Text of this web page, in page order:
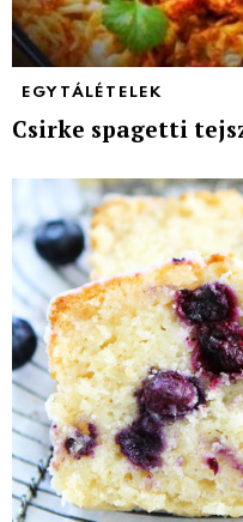
EGYTÁLÉTELEK
Csirke spagetti